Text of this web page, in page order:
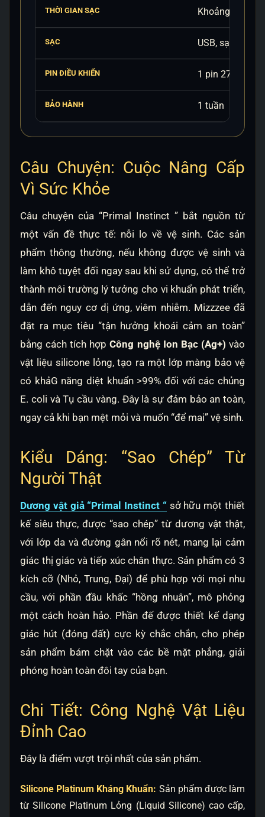
THỜI GIAN SẠC Khoảng 2 giờ;
SẠC USB, sạc từ đế
PIN ĐIỀU KHIỂN 1 pin 27A (12V)
BẢO HÀNH 1 tuần
Câu Chuyện: Cuộc Nâng Cấp
Vì Sức Khỏe
Câu chuyện của “Primal Instinct ” bắt nguồn từ
một vấn đề thực tế: nỗi lo về vệ sinh. Các sản
phẩm thông thường, nếu không được vệ sinh và
làm khô tuyệt đối ngay sau khi sử dụng, có thể trở
thành môi trường lý tưởng cho vi khuẩn phát triển,
dẫn đến nguy cơ dị ứng, viêm nhiễm. Mizzzee đã
đặt ra mục tiêu “tận hưởng khoái cảm an toàn”
bằng cách tích hợpCông nghệ Ion Bạc (Ag+) vào
vật liệu silicone lỏng, tạo ra một lớp màng bảo vệ
có khảG năng diệt khuẩn >99% đối với các chủng
E. coli và Tụ cầu vàng. Đây là sự đảm bảo an toàn,
ngay cả khi bạn mệt mỏi và muốn “để mai” vệ sinh.
Kiểu Dáng: “Sao Chép” Từ
Người Thật
Dương vật giả “Primal Instinct “sở hữu một thiết
kế siêu thực, được “sao chép” từ dương vật thật,
với lớp da và đường gân nổi rõ nét, mang lại cảm
giác thị giác và tiếp xúc chân thực. Sản phẩm có 3
kích cỡ (Nhỏ, Trung, Đại) để phù hợp với mọi nhu
cầu, với phần đầu khấc “hồng nhuận”, mô phỏng
một cách hoàn hảo. Phần đế được thiết kế dạng
giác hút (đóng đất) cực kỳ chắc chắn, cho phép
sản phẩm bám chặt vào các bề mặt phẳng, giải
phóng hoàn toàn đôi tay của bạn.
Chi Tiết: Công Nghệ Vật Liệu
Đỉnh Cao
Đây là điểm vượt trội nhất của sản phẩm.
Silicone Platinum Kháng Khuẩn: Sản phẩm được làm
từ Silicone Platinum Lỏng (Liquid Silicone) cao cấp,